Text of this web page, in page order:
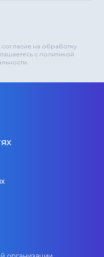
на обработку
с политикой